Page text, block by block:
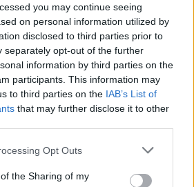
you may continue seeing
on personal information utilized by
disclosed to third parties prior to
separately opt-out of the further
information by third parties on the
participants. This information may
to third parties on the IAB’s List of
that may further disclose it to other
app uses one or more Google
or usage behaviour. You may click to
Opt Outs
the Sharing of my
cultura, dell’istruzione,
della partecipazione politica,
madre, e riconosce i diritti
detto Kövér Inoltre, in base
si sono impegnati a prendere in
speciali delle minoranze locali
economico e regionale e a
e sociale, ha detto Kövér
hanno promesso di non fare voto
Klakocar Zupancic ha detto che
priorità assoluta, aggiungendo che
il rispetto.